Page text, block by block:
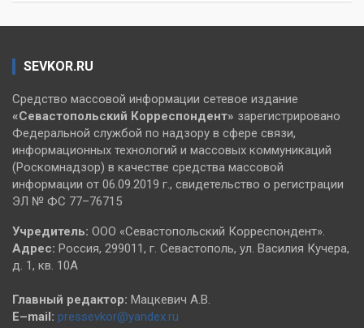
SEVKOR.RU
Средство массовой информации сетевое издание
«Севастопольский Корреспондент» зарегистрировано
Федеральной службой по надзору в сфере связи,
информационных технологий и массовых коммуникаций
(Роскомнадзор) в качестве средства массовой
информации от 06.09.2019 г., свидетельство о регистрации
ЭЛ № ФС 77–76715
Учредитель: ООО «Севастопольский Корреспондент».
Адрес: Россия, 299011, г. Севастополь, ул. Василия Кучера,
д. 1, кв. 10А
Главный редактор: Мацкевич А.В.
E–mail: pressevkor@yandex.ru